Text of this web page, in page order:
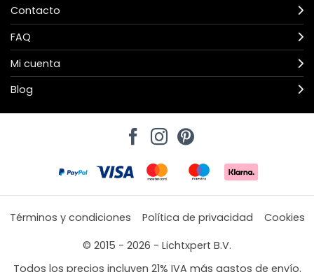
Contacto
FAQ
Mi cuenta
Blog
Términos y condiciones Política de privacidad
Cookies
© 2015 - 2026 - Lichtxpert B.V.
Todos los precios incluyen 21% IVA más gastos de envío.